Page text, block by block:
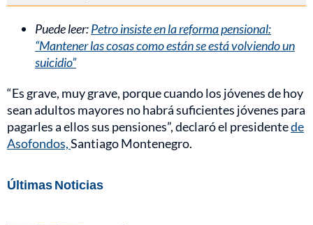
Puede leer:Petro insiste en la reforma pensional:
“Mantener las cosas como están se está volviendo un
suicidio”
“Es grave, muy grave, porque cuando los jóvenes de hoy
sean adultos mayores no habrá suficientes jóvenes para
pagarles a ellos sus pensiones”, declaró el presidentede
Asofondos,Santiago Montenegro.
Últimas Noticias